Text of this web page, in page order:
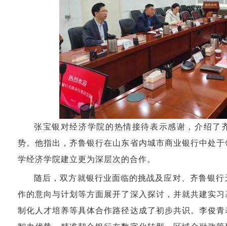
张宝银对经济学院的热情接待表示感谢，介绍了
势。他指出，齐鲁银行在山东省内城市商业银行中处
学经济学院建立更为深层次的合作。
随后，双方就银行业面临的挑战及应对、齐鲁银
作的意向与计划等方面展开了深入探讨，并就共建实
制化人才培养等具体合作路径达成了初步共识。李俊